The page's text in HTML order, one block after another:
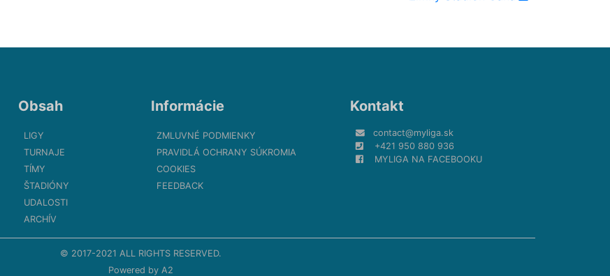
Obsah
LIGY
TURNAJE
TÍMY
ŠTADIÓNY
UDALOSTI
ARCHÍV
Informácie
ZMLUVNÉ PODMIENKY
PRAVIDLÁ OCHRANY SÚKROMIA
COOKIES
FEEDBACK
Kontakt
contact@myliga.sk
+421 950 880 936
MYLIGA NA FACEBOOKU
© 2017-2021 ALL RIGHTS RESERVED.
Powered by A2